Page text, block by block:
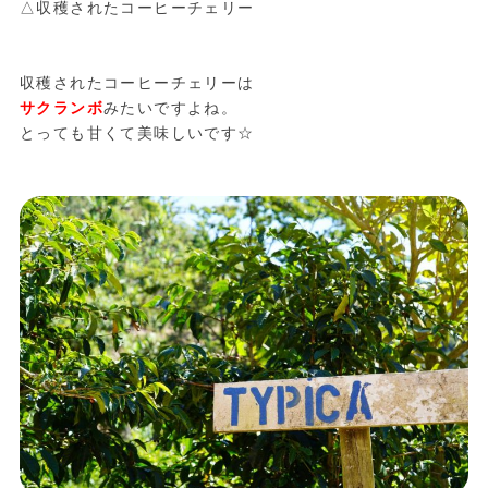
△収穫されたコーヒーチェリー
収穫されたコーヒーチェリーは
サクランボみたいですよね。
とっても甘くて美味しいです☆